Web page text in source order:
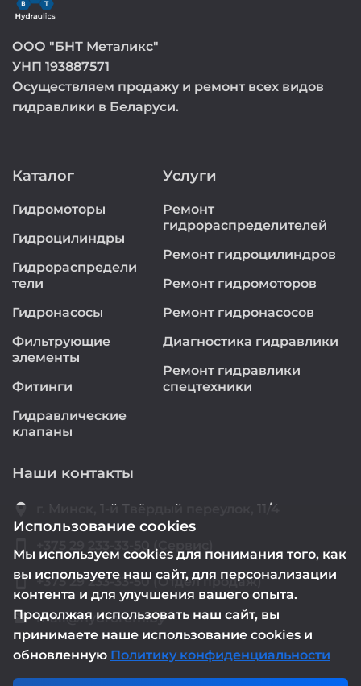
ООО "БНТ Металикс"
УНП 193887571
Осуществляем продажу и ремонт всех видов
гидравлики в Беларуси.
Каталог
Гидромоторы
Гидроцилиндры
Гидрораспредели
тели
Гидронасосы
Фильтрующие
элементы
Фитинги
Гидравлические
клапаны
Услуги
Ремонт
гидрораспределителей
Ремонт гидроцилиндров
Ремонт гидромоторов
Ремонт гидронасосов
Диагностика гидравлики
Ремонт гидравлики
спецтехники
Наши контакты
location_on г. Минск, 1-й Твёрдый переулок, 11/4
smartphone +375 29 233-33-50 (Сервис)
smartphone +375 29 233-33-50 (Отдел продаж)
email mail@hydrorem.by
Использование cookies
Мы используем cookies для понимания того, как
вы используете наш сайт, для персонализации
контента и для улучшения вашего опыта.
Продолжая использовать наш сайт, вы
принимаете наше использование cookies и
обновленную Политику конфиденциальности